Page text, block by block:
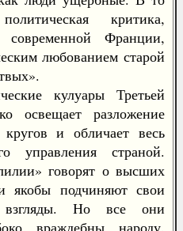
критика,
современной Франции,
любованием старой
кулуары Третьей
освещает разложение
и обличает весь
управления страной.
говорят о высших
якобы подчиняют свои
Но все они
враждебны народу.